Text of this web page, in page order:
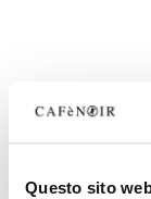
Questo sito